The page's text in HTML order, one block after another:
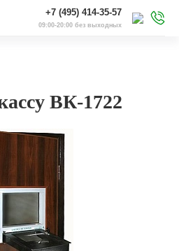
+7 (495) 414-35-57
09:00-20:00 без выходных
ВК-1722